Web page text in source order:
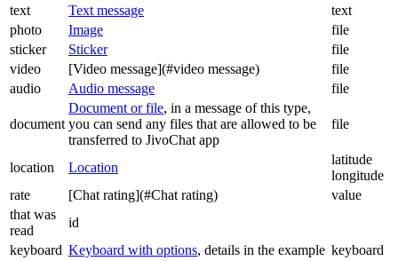
text
Text message
text
photo
Image
file
sticker
Sticker
file
video
[Video message](#video message)
file
audio
Audio message file
document
Document or file, in a message of this type,
you can send any files that are allowed to be
transferred to JivoChat app
file
location Location
latitude
longitude
rate
[Chat rating](#Chat rating)
value
that was
read
id
keyboard Keyboard with options, details in the example keyboard